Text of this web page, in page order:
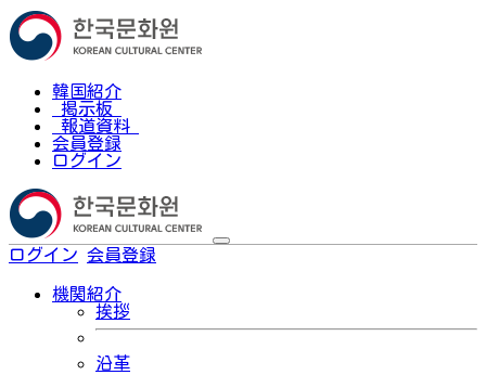
韓国紹介
掲示板
報道資料
会員登録
ログイン
ログイン 会員登録
機関紹介
挨拶
沿革